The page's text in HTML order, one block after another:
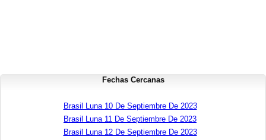
Fechas Cercanas
Brasil Luna 10 De Septiembre De 2023
Brasil Luna 11 De Septiembre De 2023
Brasil Luna 12 De Septiembre De 2023